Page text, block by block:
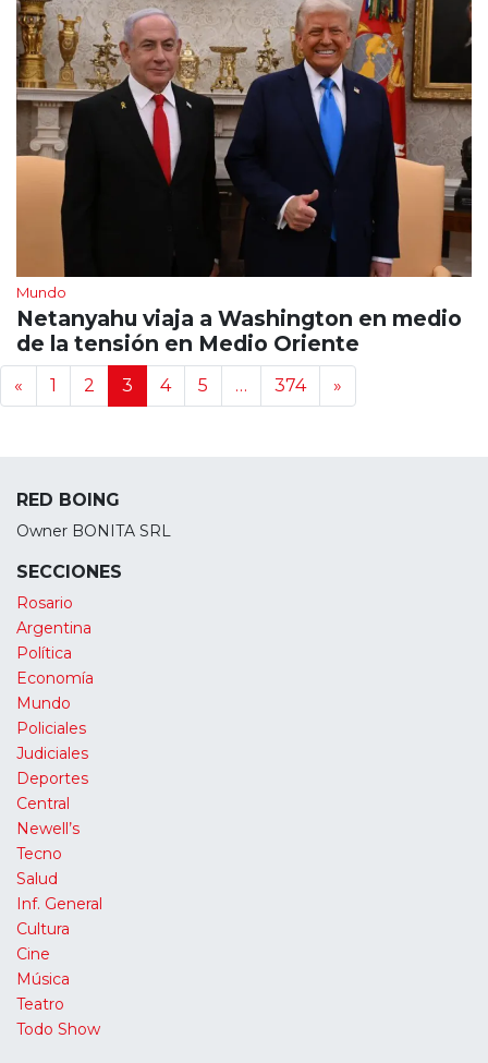
Mundo
Netanyahu viaja a Washington en medio
de la tensión en Medio Oriente
Navegación de noticias
« 1 2 3 4 5 … 374 »
RED BOING
Owner BONITA SRL
SECCIONES
Rosario
Argentina
Política
Economía
Mundo
Policiales
Judiciales
Deportes
Central
Newell’s
Tecno
Salud
Inf. General
Cultura
Cine
Música
Teatro
Todo Show